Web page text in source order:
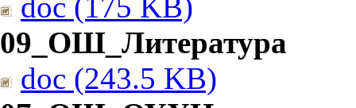
09_ОШ_Литература
doc (243.5 KB)